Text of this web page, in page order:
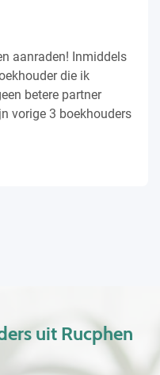
aanraden! Inmiddels
die ik
betere partner
vorige 3 boekhouders
uit Rucphen